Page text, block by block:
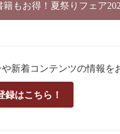
籍もお得！夏祭りフェア
新着コンテンツの情報を
録はこちら！